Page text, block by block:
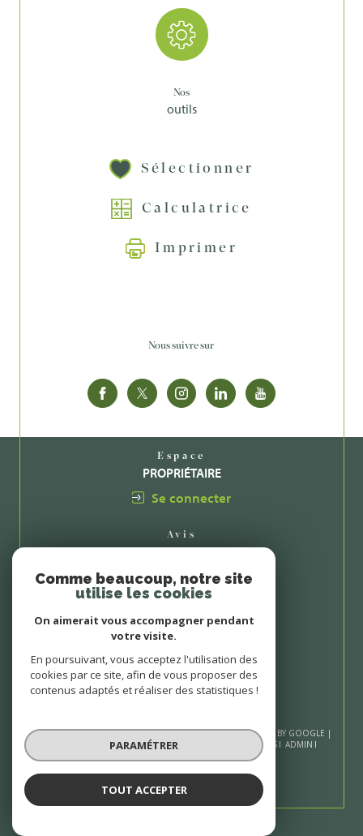
Nos
outils
Sélectionner
Calculatrice
Imprimer
Nous suivre sur
Espace
PROPRIÉTAIRE
Se connecter
Avis
CLIENTS
© 2026 | TOUS DROITS RÉSERVÉS | TRADUCTION POWERED BY GOOGLE |
NOS HONORAIRES
PLAN DU SITE MENTIONS LÉGALES
ADMIN
COOKIES
Comme beaucoup, notre site
utilise les cookies
On aimerait vous accompagner pendant
votre visite.
En poursuivant, vous acceptez l'utilisation des
cookies par ce site, afin de vous proposer des
contenus adaptés et réaliser des statistiques !
PARAMÉTRER
TOUT ACCEPTER